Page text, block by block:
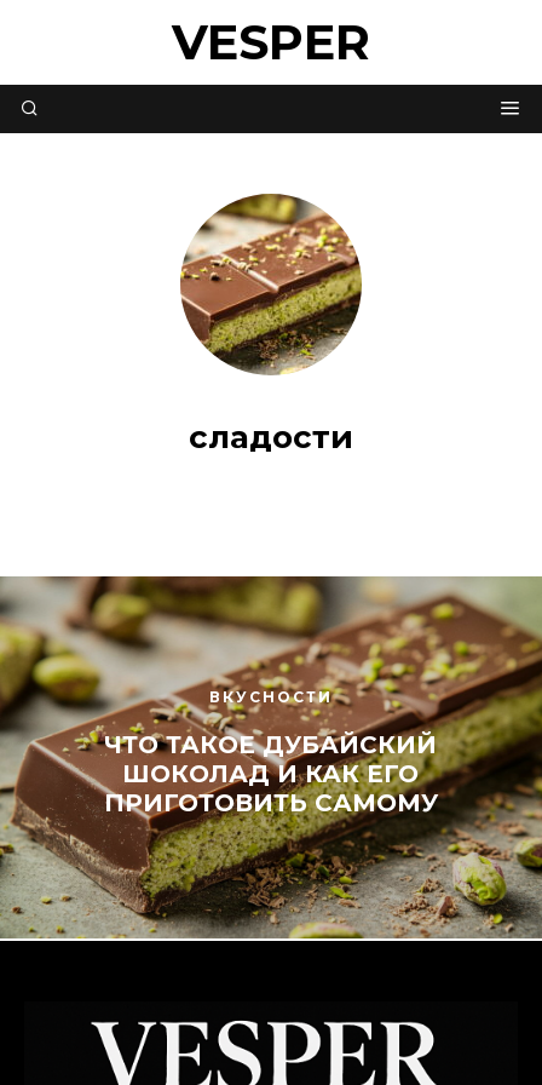
VESPER
сладости
ВКУСНОСТИ
ЧТО ТАКОЕ ДУБАЙСКИЙ
ШОКОЛАД И КАК ЕГО
ПРИГОТОВИТЬ САМОМУ